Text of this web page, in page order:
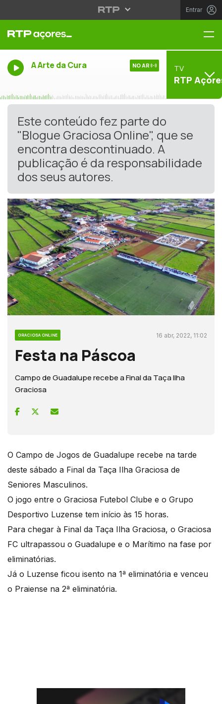
Entrar
A Arte da Cura NO AR TV
RTP
Este conteúdo fez parte do
"Blogue Graciosa Online", que se
encontra descontinuado. A
publicação é da responsabilidade
dos seus autores.
GRACIOSA ONLINE 16 abr, 2022, 11:02
Festa na Páscoa
Campo de Guadalupe recebe a Final da Taça Ilha
Graciosa
O Campo de Jogos de Guadalupe recebe na tarde
deste sábado a Final da Taça Ilha Graciosa de
Seniores Masculinos.
O jogo entre o Graciosa Futebol Clube e o Grupo
Desportivo Luzense tem início às 15 horas.
Para chegar à Final da Taça Ilha Graciosa, o Graciosa
FC ultrapassou o Guadalupe e o Marítimo na fase por
eliminatórias.
Já o Luzense ficou isento na 1ª eliminatória e venceu
o Praiense na 2ª eliminatória.